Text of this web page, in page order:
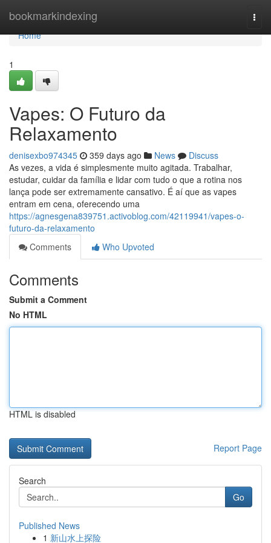
bookmarkindexing
Home
Home
1
Vapes: O Futuro da
Relaxamento
denisexbo974345 359 days ago News
Discuss
As vezes, a vida é simplesmente muito agitada. Trabalhar,
estudar, cuidar da família e lidar com tudo o que a rotina nos
lança pode ser extremamente cansativo. É aí que as vapes
entram em cena, oferecendo uma
https://agnesgena839751.activoblog.com/42119941/vapes-o-
futuro-da-relaxamento
Comments
Who Upvoted
Comments
Submit a Comment
No HTML
HTML is disabled
Report Page
Search
Go
Published News
1 新山水上探险